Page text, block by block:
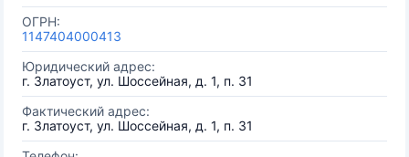
ОГРН:
1147404000413
Юридический адрес:
г. Златоуст, ул. Шоссейная, д. 1, п. 31
Фактический адрес:
г. Златоуст, ул. Шоссейная, д. 1, п. 31